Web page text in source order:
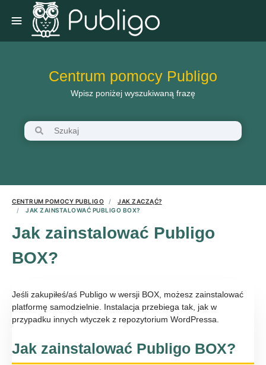
Centrum pomocy Publigo
Wpisz poniżej wyszukiwaną frazę
CENTRUM POMOCY PUBLIGO
JAK ZACZĄĆ?
JAK ZAINSTALOWAĆ PUBLIGO BOX?
Jak zainstalować Publigo
BOX?
Jeśli zakupiłeś/aś Publigo w wersji BOX, możesz zainstalować
platformę samodzielnie. Instalacja przebiega tak, jak w
przypadku innych wtyczek z repozytorium WordPressa.
Jak zainstalować Publigo BOX?